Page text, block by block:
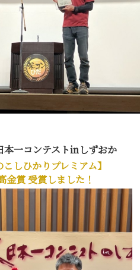
本一コンテストinしずおか
こしひかりプレミアム】
金賞 受賞しました！